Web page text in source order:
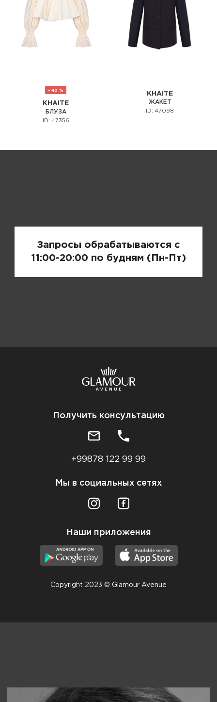
- 40 %
KHAITE
БЛУЗА
ID: 47356
KHAITE
ЖАКЕТ
ID: 47098
Запросы обрабатываются с
11:00-20:00 по будням (Пн-Пт)
Получить консультацию
+99878 122 99 99
Мы в социальных сетях
Наши приложения
Copyright 2023 © Glamour Avenue